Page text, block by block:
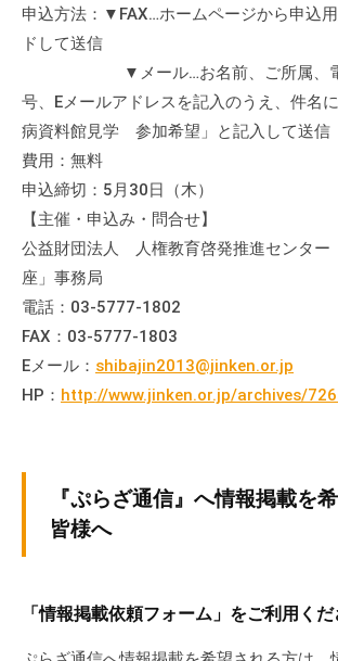
申込方法：▼FAX…ホームページから申込
ドして送信
▼メール…お名前、ご所属、電話
号、Eメールアドレスを記入のうえ、件名
病資料館見学 参加希望」と記入して送信
費用：無料
申込締切：5月30日（木）
【主催・申込み・問合せ】
公益財団法人 人権教育啓発推進センタ
座」事務局
電話：03-5777-1802
FAX：03-5777-1803
Eメール： shibajin2013@jinken.or.jp
HP： http://www.jinken.or.jp/archives/
『ぷらざ通信』へ情報掲載を
皆様へ
「情報掲載依頼フォーム」をご利用くだ